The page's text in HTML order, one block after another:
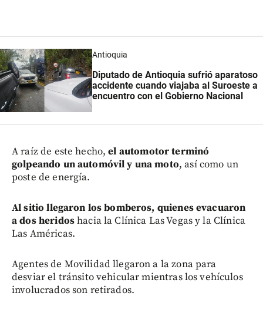
Antioquia
Diputado de Antioquia sufrió aparatoso
accidente cuando viajaba al Suroeste a
encuentro con el Gobierno Nacional
A raíz de este hecho,el automotor terminó
golpeando un automóvil y una moto, así como un
poste de energía.
Al sitio llegaron los bomberos, quienes evacuaron
a dos heridoshacia la Clínica Las Vegas y la Clínica
Las Américas.
Agentes de Movilidad llegaron a la zona para
desviar el tránsito vehicular mientras los vehículos
involucrados son retirados.